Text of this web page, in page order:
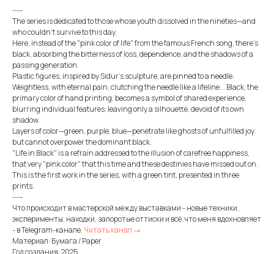
-----
The series is dedicated to those whose youth dissolved in the nineties—and
who couldn't survive to this day.
Here, instead of the "pink color of life" from the famous French song, there's
black, absorbing the bitterness of loss, dependence, and the shadows of a
passing generation.
Plastic figures, inspired by Sidur's sculpture, are pinned to a needle.
Weightless, with eternal pain, clutching the needle like a lifeline... Black, the
primary color of hand printing, becomes a symbol of shared experience,
blurring individual features, leaving only a silhouette, devoid of its own
shadow.
Layers of color—green, purple, blue—penetrate like ghosts of unfulfilled joy,
but cannot overpower the dominant black.
"Life in Black" is a refrain addressed to the illusion of carefree happiness,
that very "pink color" that this time and these destinies have missed out on.
This is the first work in the series, with a green tint, presented in three
prints.
-----
Что происходит в мастерской между выставками - новые техники,
эксперименты, находки, запоротые оттиски и всё, что меня вдохновляет
- в Telegram-канале. Читать канал →
Материал: Бумага / Paper
Год создания: 2025